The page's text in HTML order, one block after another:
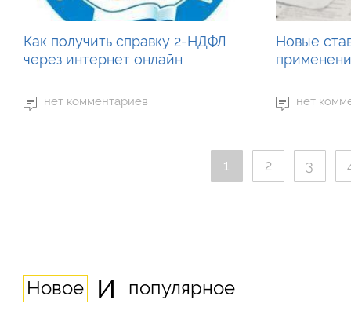
Как получить справку 2-НДФЛ
через интернет онлайн
нет комментариев
Новые
нет
1 2 3
Новое и популярное